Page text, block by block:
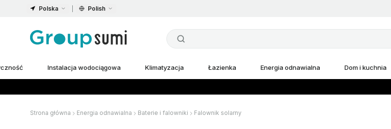
Polska Polish
Instalacja wodociągowa Klimatyzacja Łazienka Energia odnawialna Dom i kuchnia
Strona główna Energia odnawialna Baterie i falowniki Falownik solarny